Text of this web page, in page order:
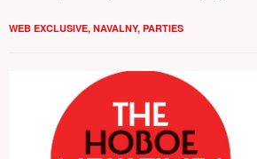
WEB EXCLUSIVE, NAVALNY, PARTIES